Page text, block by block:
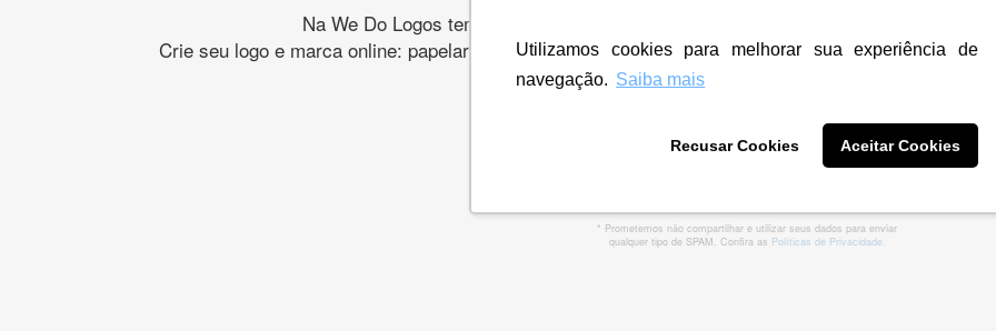
Utilizamos cookies para melhorar sua experiência de
navegação. Saiba mais
Recusar Cookies Aceitar Cookies
Na We Do Logos temos os melhores designers de logotipos online para criar a
Crie seu logo e marca online: papelaria, banner, cartão de visita, folder, flyer, website e muito
* Prometemos não compartilhar e utilizar seus dados para enviar
qualquer tipo de SPAM. Confira as Políticas de Privacidade.